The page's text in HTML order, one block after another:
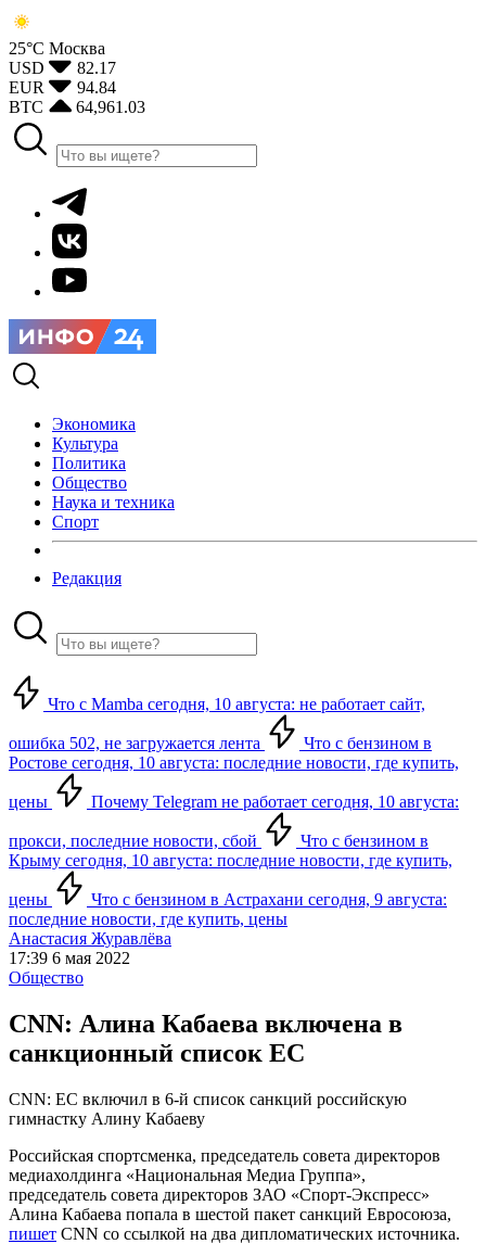
25°С Москва
USD
82.17
EUR
94.84
BTC
64,961.03
Экономика
Культура
Политика
Общество
Наука и техника
Спорт
Редакция
Что с Mamba сегодня, 10 августа: не работает сайт,
ошибка 502, не загружается лента
Что с бензином в
Ростове сегодня, 10 августа: последние новости, где купить,
цены Почему Telegram не работает сегодня, 10 августа:
прокси, последние новости, сбой
Что с бензином в
Крыму сегодня, 10 августа: последние новости, где купить,
цены
Что с бензином в Астрахани сегодня, 9 августа:
последние новости, где купить, цены
Анастасия Журавлёва
17:39 6 мая 2022
Общество
CNN: Алина Кабаева включена в
санкционный список ЕС
CNN: ЕС включил в 6-й список санкций российскую
гимнастку Алину Кабаеву
Российская спортсменка, председатель совета директоров
медиахолдинга «Национальная Медиа Группа»,
председатель совета директоров ЗАО «Спорт-Экспресс»
Алина Кабаева попала в шестой пакет санкций Евросоюза,
пишет CNN со ссылкой на два дипломатических источника.